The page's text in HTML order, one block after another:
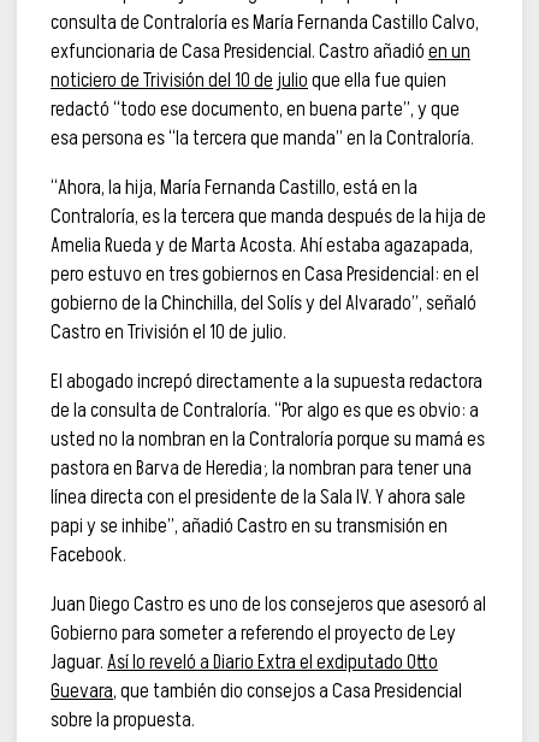
consulta de Contraloría es María Fernanda Castillo Calvo,
exfuncionaria de Casa Presidencial. Castro añadióen un
noticiero de Trivisión del 10 de julioque ella fue quien
redactó “todo ese documento, en buena parte”, y que
esa persona es “la tercera que manda” en la Contraloría.
“Ahora, la hija, María Fernanda Castillo, está en la
Contraloría, es la tercera que manda después de la hija de
Amelia Rueda y de Marta Acosta. Ahí estaba agazapada,
pero estuvo en tres gobiernos en Casa Presidencial: en el
gobierno de la Chinchilla, del Solís y del Alvarado”, señaló
Castro en Trivisión el 10 de julio.
El abogado increpó directamente a la supuesta redactora
de la consulta de Contraloría. “Por algo es que es obvio: a
usted no la nombran en la Contraloría porque su mamá es
pastora en Barva de Heredia; la nombran para tener una
línea directa con el presidente de la Sala IV. Y ahora sale
papi y se inhibe”, añadió Castro en su transmisión en
Facebook.
Juan Diego Castro es uno de los consejeros que asesoró al
Gobierno para someter a referendo el proyecto de Ley
Jaguar.Así lo reveló a Diario Extra el exdiputado Otto
Guevara, que también dio consejos a Casa Presidencial
sobre la propuesta.